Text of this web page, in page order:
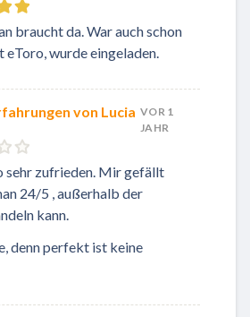
braucht da. War auch schon
wurde eingeladen.
von Lucia VOR 1
JAHR
sehr zufrieden. Mir gefällt
24/5 , außerhalb der
kann.
denn perfekt ist keine